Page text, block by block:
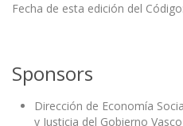
Fecha de esta edición del
Sponsors
Dirección de Economía
y Justicia del Gobierno Vasco